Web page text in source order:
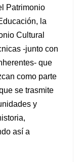
Patrimonio
la
Cultural
-junto con
que
como parte
se trasmite
y
así a